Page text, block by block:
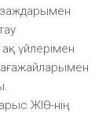
үйлерімен
ЖІӨ-нің